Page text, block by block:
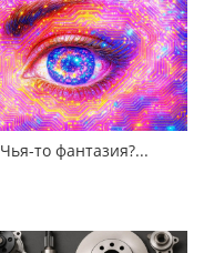
Чья-то фантазия?...